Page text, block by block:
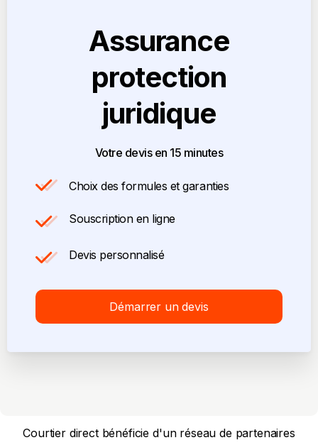
Assurance
protection
juridique
Votre devis en 15 minutes
Choix des formules et garanties
Souscription en ligne
Devis personnalisé
Démarrer un devis
Courtier direct bénéficie d'un réseau de partenaires